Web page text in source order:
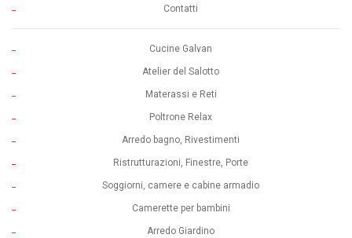
Contatti
Cucine Galvan
Atelier del Salotto
Materassi e Reti
Poltrone Relax
Arredo bagno, Rivestimenti
Ristrutturazioni, Finestre, Porte
Soggiorni, camere e cabine armadio
Camerette per bambini
Arredo Giardino